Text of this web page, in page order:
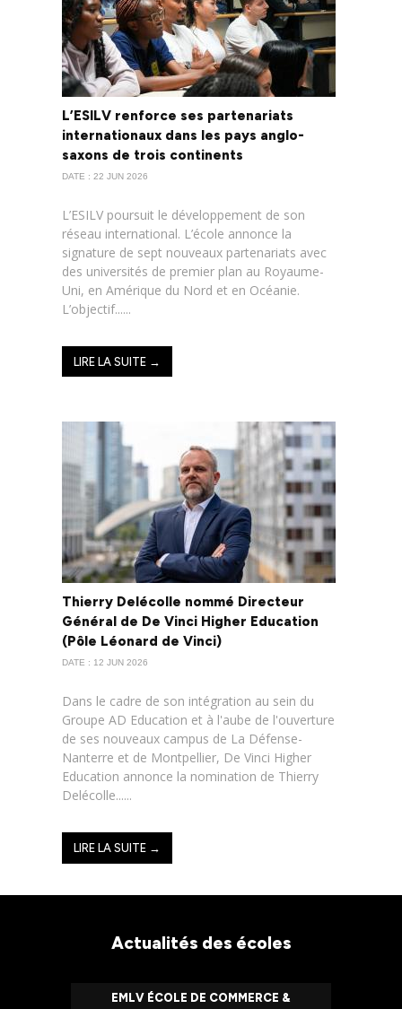
L’ESILV renforce ses partenariats
internationaux dans les pays anglo-
saxons de trois continents
DATE : 22 JUN 2026
L’ESILV poursuit le développement de son
réseau international. L’école annonce la
signature de sept nouveaux partenariats avec
des universités de premier plan au Royaume-
Uni, en Amérique du Nord et en Océanie.
L’objectif......
LIRE LA SUITE →
Thierry Delécolle nommé Directeur
Général de De Vinci Higher Education
(Pôle Léonard de Vinci)
DATE : 12 JUN 2026
Dans le cadre de son intégration au sein du
Groupe AD Education et à l'aube de l'ouverture
de ses nouveaux campus de La Défense-
Nanterre et de Montpellier, De Vinci Higher
Education annonce la nomination de Thierry
Delécolle......
LIRE LA SUITE →
Actualités des écoles
EMLV ÉCOLE DE COMMERCE &